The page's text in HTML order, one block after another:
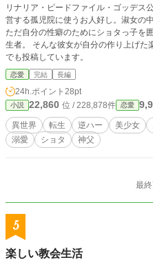
リナリア・ピードファイル・ゴッデス
営する孤児院に使うお人好し。淑女の中の淑女。 …と、思われ
ただ自分の性癖のためにショタっ子を
生者。 そんな彼女が自分の作り上げた楽園を謳歌するお話。 小説家になろう様
でも投稿しています。
恋愛 完結 長編
24h.ポイント 28pt
小説 22,860 位 / 228,878件 恋愛
異世界 転生 逆ハー 美少女
溺愛
ショタ 神父
最
5
楽しい教会生活